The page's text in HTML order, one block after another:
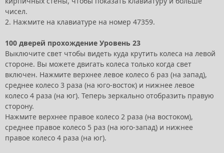
чисел.
2. Нажмите на клавиатуре на номер 47359.
100 дверей прохождение Уровень 23
Выключите свет чтобы видеть куда крутить колеса на левой
стороне. Вы можете двигать колеса только когда свет
включен. Нажмите верхнее левое колесо 6 раз (на запад),
среднее колесо 3 раза (на юго-восток) и нижнее левое
колесо 4 раза (на юг). Теперь зеркально отобразить правую
сторону.
Нажмите верхнее правое колесо 2 раза (на востоком),
среднее правое колесо 5 раз (на юго-запад) и нижнее
правое колесо 4 раза (на юг).